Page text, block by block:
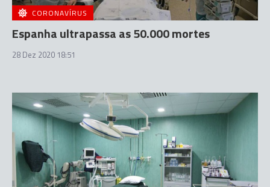
CORONAVÍRUS
Espanha ultrapassa as 50.000 mortes
28 Dez 2020 18:51